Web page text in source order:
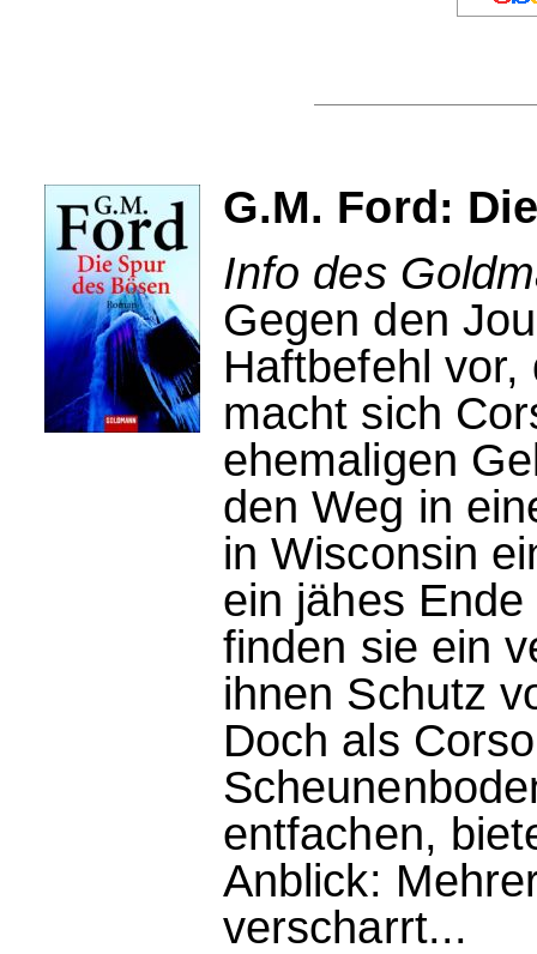
G.M. Ford:
Info des
Gegen den
Haftbefehl vor,
macht sich
ehemaligen
den Weg in
in Wisconsin
ein jähes
finden sie ein
ihnen Schutz
Doch als
entfachen,
Anblick:
verscharrt...